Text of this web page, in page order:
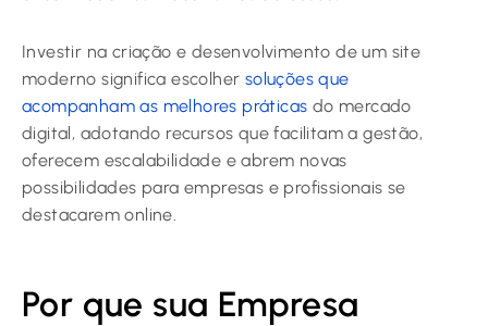
Investir na criação e desenvolvimento de um site
moderno significa escolher soluções que
acompanham as melhores práticas do mercado
digital, adotando recursos que facilitam a gestão,
oferecem escalabilidade e abrem novas
possibilidades para empresas e profissionais se
destacarem online.
Por que sua Empresa